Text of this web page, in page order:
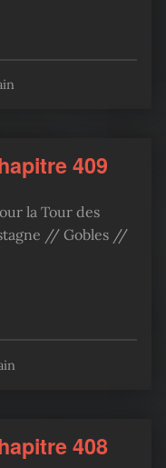
409
la Tour des
// Gobles //
408